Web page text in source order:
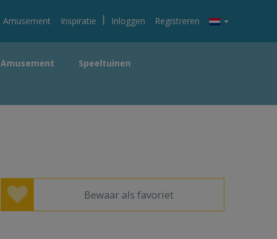
Amusement Inspiratie | Inloggen Registreren
Amusement
Speeltuinen
Bewaar als favoriet